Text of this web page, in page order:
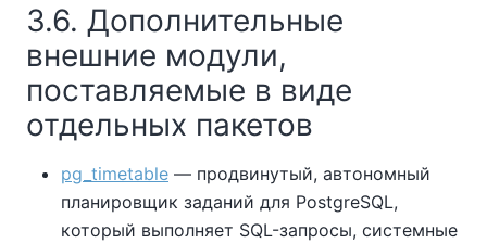
3.6. Дополнительные
внешние модули,
поставляемые в виде
отдельных пакетов
pg_timetable — продвинутый, автономный
планировщик заданий для PostgreSQL,
который выполняет SQL-запросы, системные